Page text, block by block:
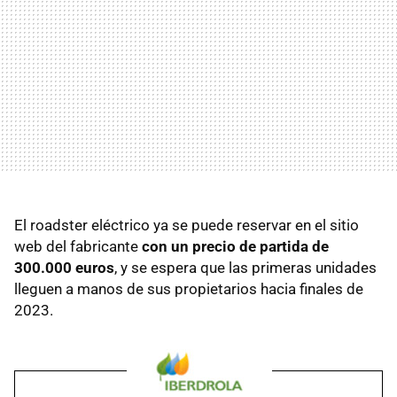
El roadster eléctrico ya se puede reservar en el sitio
web del fabricante con un precio de partida de
300.000 euros, y se espera que las primeras unidades
lleguen a manos de sus propietarios hacia finales de
2023.